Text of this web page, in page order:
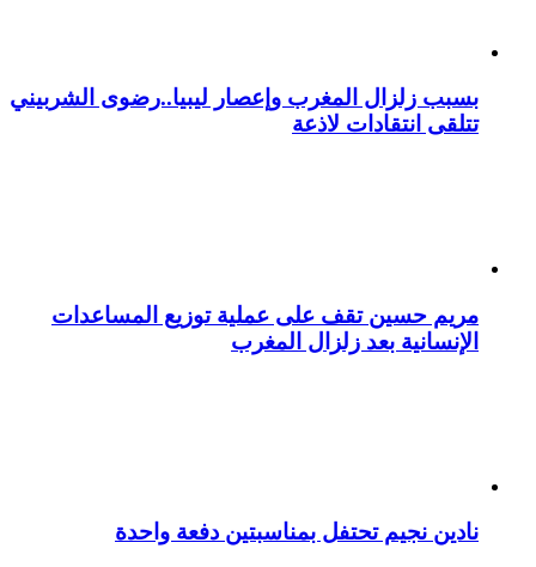
بسبب زلزال المغرب وإعصار ليبيا..رضوى الشربيني
تتلقى انتقادات لاذعة
مريم حسين تقف على عملية توزيع المساعدات
الإنسانية بعد زلزال المغرب
نادين نجيم تحتفل بمناسبتين دفعة واحدة